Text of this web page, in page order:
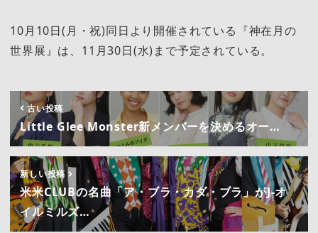
10月10日(月・祝)同日より開催されている『神在⽉の
世界展』は、11月30日(水)まで予定されている。
古い投稿
Little Glee Monster新メンバーを決めるオー…
新しい投稿
米米CLUBの名曲「ア・ブラ・カダ・ブラ」がJ-オ
イルミルズ…